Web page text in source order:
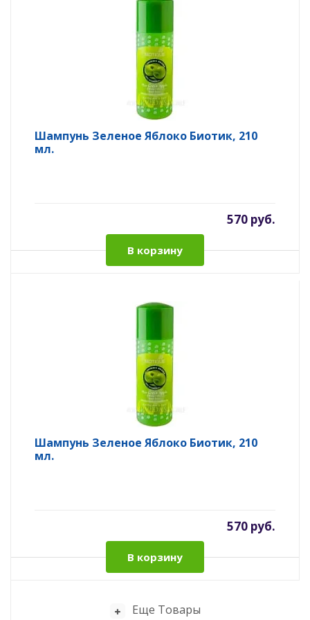
Шампунь Зеленое Яблоко Биотик, 210
мл.
570 руб.
В корзину
Шампунь Зеленое Яблоко Биотик, 210
мл.
570 руб.
В корзину
Еще Товары